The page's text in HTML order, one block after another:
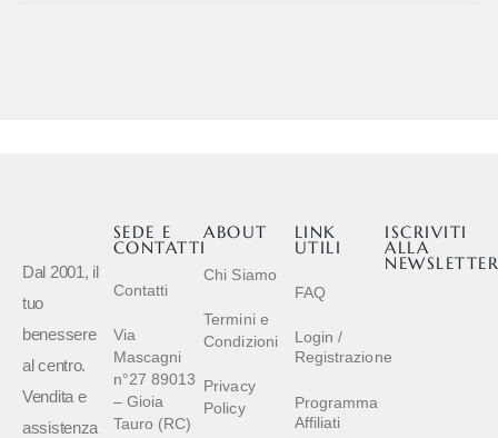
Dal 2001, il
tuo
benessere
al centro.
Vendita e
assistenza
LINK
UTILI
FAQ
Login /
Registrazione
Programma
Affiliati
ABOUT
Chi Siamo
Termini e
Condizioni
Privacy
Policy
SEDE E
CONTATTI
Contatti
Via
Mascagni
n°27 89013
– Gioia
Tauro (RC)
ISCRIVITI
ALLA